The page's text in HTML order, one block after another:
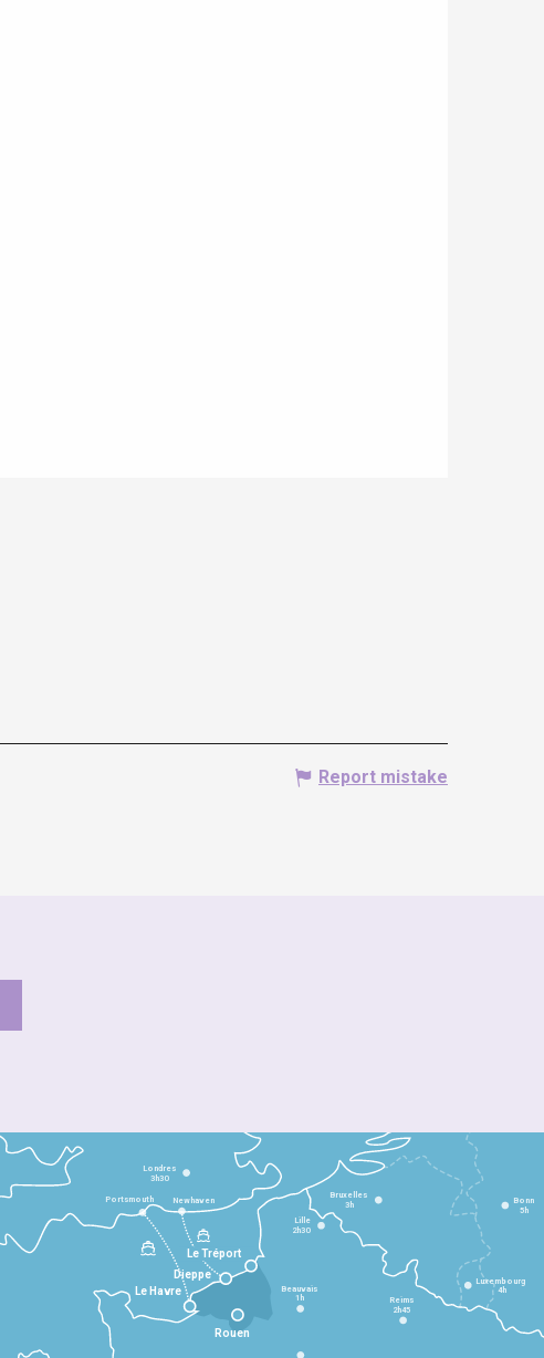
Report mistake
Le Havre
Dieppe
Le Tréport
Beauvais
1h Reims
2h45
Lille
2h30
Bruxelles
3h
Londres
3h30
Newhaven
Portsmouth Bonn
5h
Luxembourg
4h
Rouen